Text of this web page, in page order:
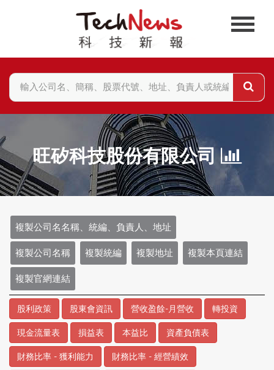
旺矽科技股份有限公司
複製公司名名稱、統編、負責人、地址
複製公司名稱 複製統編 複製地址 複製本頁連結
複製官網連結
股利政策 股東會資訊 營收盈餘-月營收 轉投資
現金流量表 損益表 本益比 資產負債表
財務比率 - 獲利能力 財務比率 - 經營績效